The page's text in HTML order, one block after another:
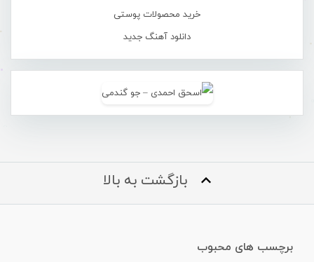
خرید محصولات پوستی
دانلود آهنگ جدید
بازگشت به بالا
برچسب های محبوب